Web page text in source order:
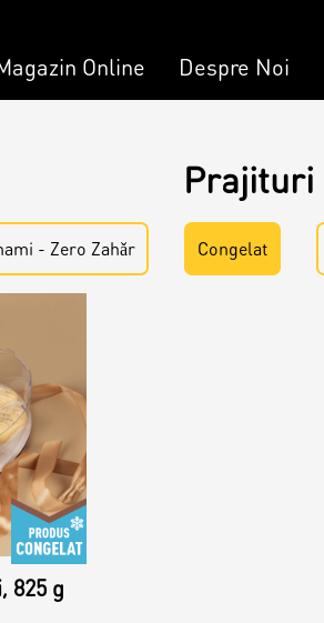
Online
Torturi
Despre Noi
Prajituri
- Zero Zahǎr Congelat
825 g